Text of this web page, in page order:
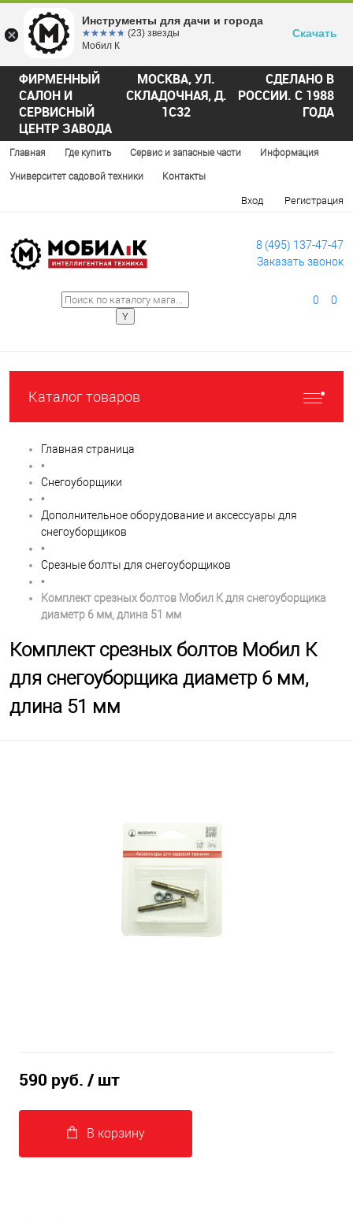
ФИРМЕННЫЙ
САЛОН И
СЕРВИСНЫЙ
ЦЕНТР ЗАВОДА
МОСКВА, УЛ.
СКЛАДОЧНАЯ, Д.
1С32
СДЕЛАНО В
РОССИИ. С 1988
ГОДА
Главная Где купить Сервис и запасные части Информация
Университет садовой техники Контакты
Вход Регистрация
8 (495) 137-47-47
Заказать звонок
0 0
Каталог товаров
Главная страница
•
Снегоуборщики
•
Дополнительное оборудование и аксессуары для
cнегоуборщиков
•
Срезные болты для снегоуборщиков
•
Комплект срезных болтов Мобил К для снегоуборщика
диаметр 6 мм, длина 51 мм
Комплект срезных болтов Мобил К
для снегоуборщика диаметр 6 мм,
длина 51 мм
590 руб. / шт
В корзину
Инструменты для дачи и города
☆☆☆☆☆
★★★★★ (23) звезды
Мобил К
Скачать